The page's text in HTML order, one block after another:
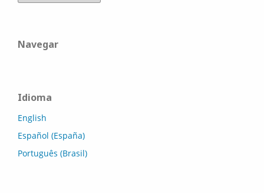
Navegar
Idioma
English
Español (España)
Português (Brasil)